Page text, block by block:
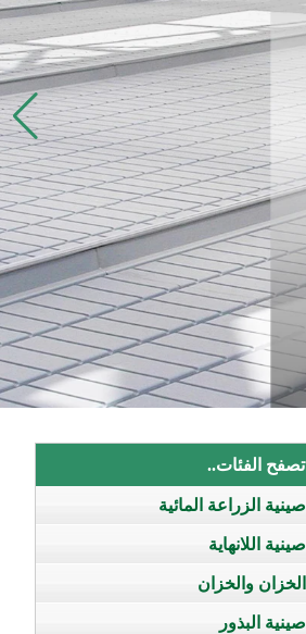
تصفح الفئات..
صينية الزراعة المائية
صينية اللانهاية
الخزان والخزان
صينية البذور